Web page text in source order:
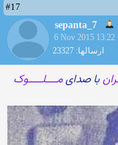
#17
sepanta_7
6 Nov 2015 13:22
ارسالها: 23327
با صدایمــــلـــــوک